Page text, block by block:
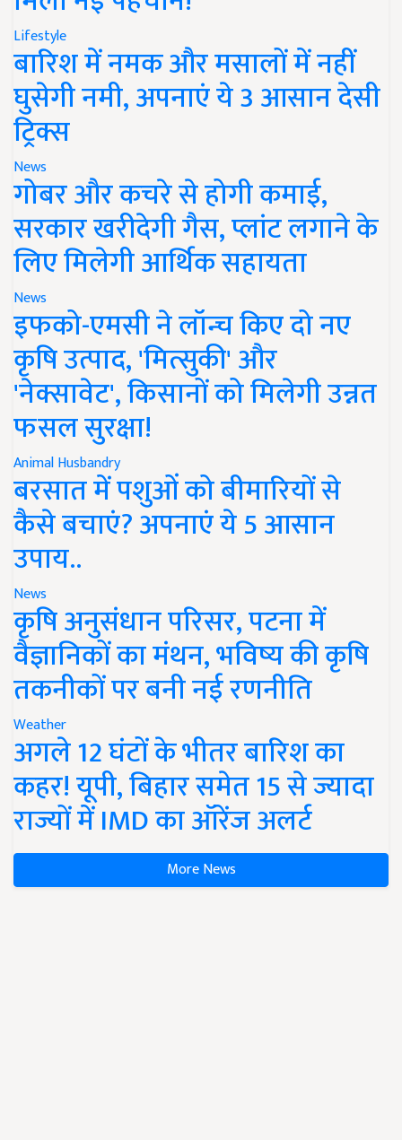
Lifestyle
बारिश में नमक और मसालों में नहीं
घुसेगी नमी, अपनाएं ये 3 आसान देसी
ट्रिक्स
News
गोबर और कचरे से होगी कमाई,
सरकार खरीदेगी गैस, प्लांट लगाने के
लिए मिलेगी आर्थिक सहायता
News
इफको-एमसी ने लॉन्च किए दो नए
कृषि उत्पाद, 'मित्सुकी' और
'नेक्सावेट', किसानों को मिलेगी उन्नत
फसल सुरक्षा!
Animal Husbandry
बरसात में पशुओं को बीमारियों से
कैसे बचाएं? अपनाएं ये 5 आसान
उपाय..
News
कृषि अनुसंधान परिसर, पटना में
वैज्ञानिकों का मंथन, भविष्य की कृषि
तकनीकों पर बनी नई रणनीति
Weather
अगले 12 घंटों के भीतर बारिश का
कहर! यूपी, बिहार समेत 15 से ज्यादा
राज्यों में IMD का ऑरेंज अलर्ट
More News